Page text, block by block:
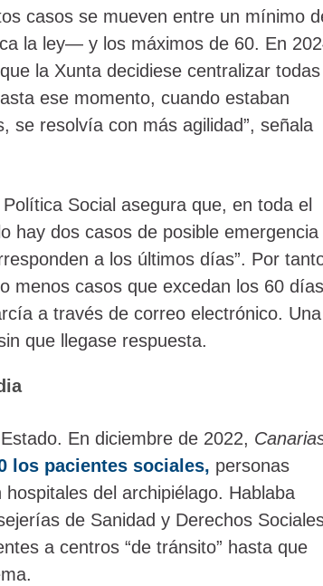
casos se mueven entre un mínimo
la ley— y los máximos de 60. En
la Xunta decidiese centralizar todas
ese momento, cuando estaban
se resolvía con más agilidad”, señala
Social asegura que, en toda el
hay dos casos de posible emergencia
a los últimos días”. Por
menos casos que excedan los 60
a través de correo electrónico. Una
que llegase respuesta.
En diciembre de 2022,
los pacientes sociales, personas
del archipiélago. Hablaba
de Sanidad y Derechos
a centros “de tránsito” hasta que